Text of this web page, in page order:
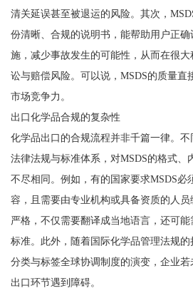
清关延误甚至被退运的风险。其次，
份清晰、合规的说明书，能帮助用户正
施，减少事故发生的可能性，从而在很
讼与赔偿风险。可以说，MSDS的质量直
市场竞争力。
出口化学品合规的复杂性
化学品出口的合规流程并非千篇一律。
法律法规与标准体系，对MSDS的格式、
不尽相同。例如，有的国家要求MSDS必
容，且需要由专业机构或具备资质的人
严格，不仅需要翻译成当地语言，还可
标准。此外，随着国际化学品管理法规
分类与标签全球协调制度的演变，企业
出口环节遇到障碍。